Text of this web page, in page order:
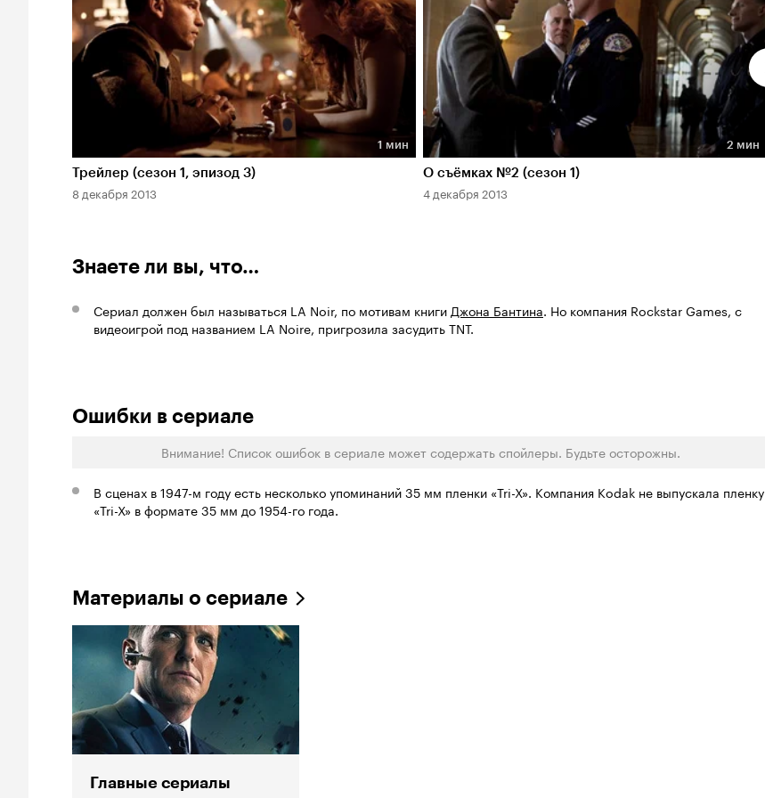
Длительность 1 мин
1 мин
Трейлер (сезон 1, эпизод 3)
8 декабря 2013
Длительность 2 мин
2 мин
О съёмках №2 (сезон 1)
4 декабря 2013
Знаете ли вы, что…
Сериал должен был называться LA Noir, по мотивам книгиДжона Бантина. Но компания Rockstar Games, с
видеоигрой под названием LA Noire, пригрозила засудить TNT.
Ошибки в сериале
Внимание! Список ошибок в сериале может содержать спойлеры. Будьте осторожны.
В сценах в 1947-м году есть несколько упоминаний 35 мм пленки «Tri-X». Компания Kodak не выпускала пленку
«Tri-X» в формате 35 мм до 1954-го года.
Материалы о сериале
Главные сериалы